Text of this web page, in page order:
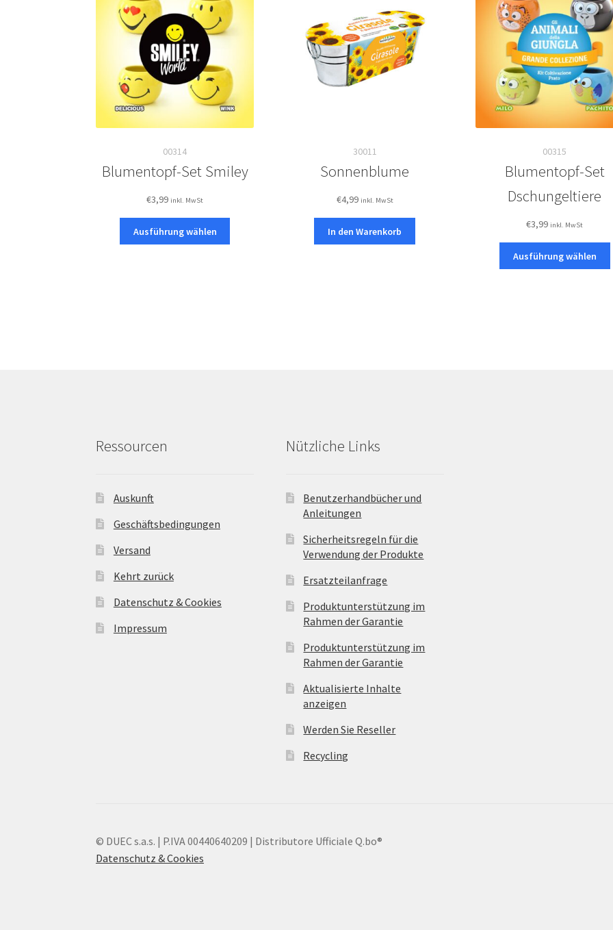
00314
Blumentopf-Set Smiley
€3,99 inkl. MwSt
Ausführung wählen
30011
Sonnenblume
€4,99 inkl. MwSt
In den Warenkorb
00315
Blumentopf-Set
Dschungeltiere
€3,99 inkl. MwSt
Ausführung wählen
Ressourcen
Auskunft
Geschäftsbedingungen
Versand
Kehrt zurück
Datenschutz & Cookies
Impressum
Nützliche Links
Benutzerhandbücher und
Anleitungen
Sicherheitsregeln für die
Verwendung der Produkte
Ersatzteilanfrage
Produktunterstützung im
Rahmen der Garantie
Produktunterstützung im
Rahmen der Garantie
Aktualisierte Inhalte
anzeigen
Werden Sie Reseller
Recycling
© DUEC s.a.s. | P.IVA 00440640209 | Distributore Ufficiale Q.bo®
Datenschutz & Cookies